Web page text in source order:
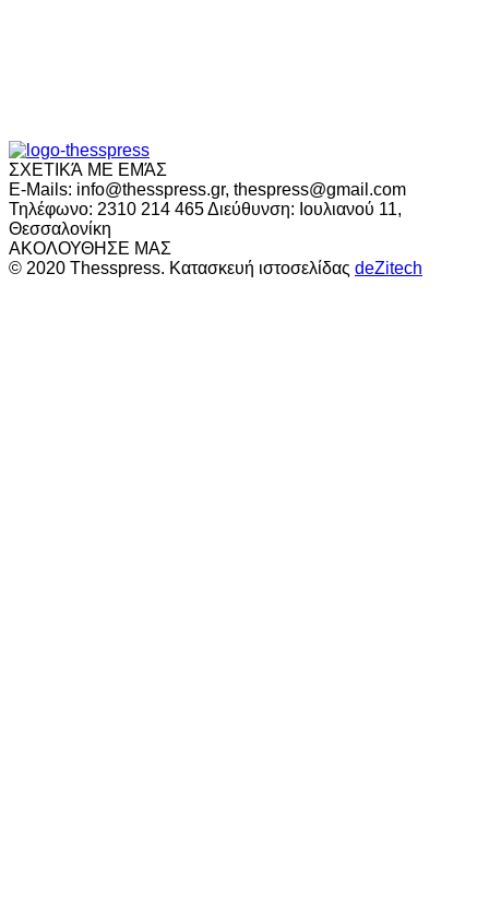
ΣΧΕΤΙΚΆ ΜΕ ΕΜΆΣ
E-Mails: info@thesspress.gr, thespress@gmail.com
Τηλέφωνο: 2310 214 465 Διεύθυνση: Ιουλιανού 11,
Θεσσαλονίκη
ΑΚΟΛΟΥΘΗΣΕ ΜΑΣ
© 2020 Thesspress. Κατασκευή ιστοσελίδας deZitech